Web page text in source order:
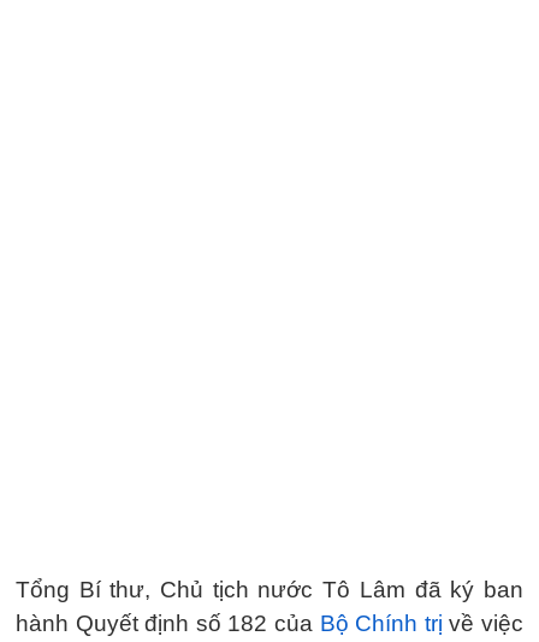
Tổng Bí thư, Chủ tịch nước Tô Lâm đã ký ban
hành Quyết định số 182 của Bộ Chính trịvề việc